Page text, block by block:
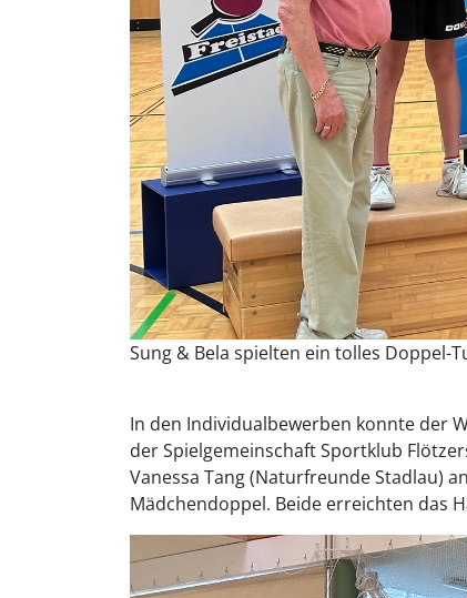
Sung & Bela spielten ein tolles Doppel-
In den Individualbewerben konnte der
der Spielgemeinschaft Sportklub
Vanessa Tang (Naturfreunde Stadlau)
Mädchendoppel. Beide erreichten das